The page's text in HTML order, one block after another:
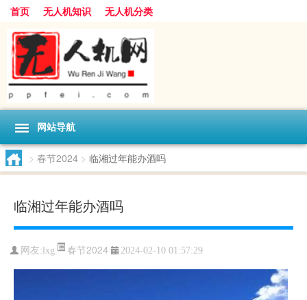
首页 无人机知识 无人机分类
网站导航
> 春节2024 > 临湘过年能办酒吗
临湘过年能办酒吗
网友: lxg 春节2024 2024-02-10 01:57:29